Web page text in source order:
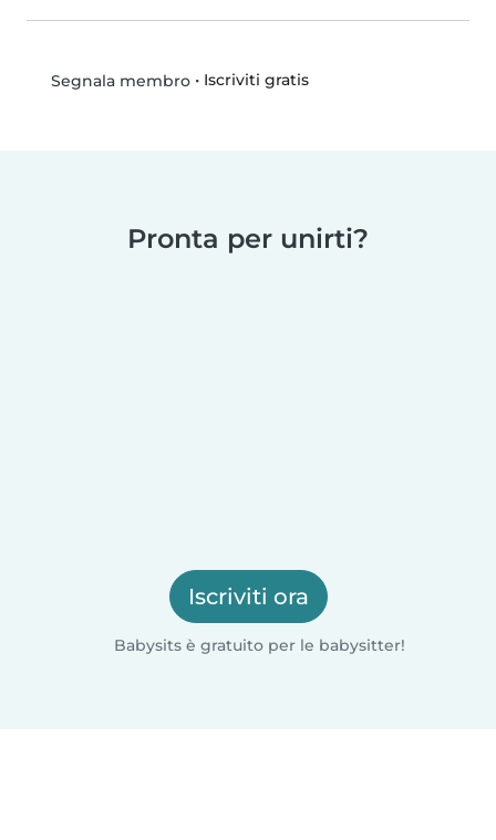
Segnala membro• Iscriviti gratis
Pronta per unirti?
Iscriviti ora
Babysits è gratuito per le babysitter!